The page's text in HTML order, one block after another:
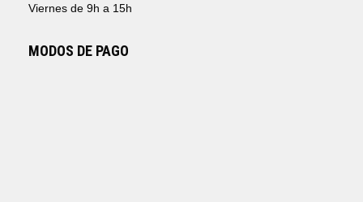
Viernes de 9h a 15h
MODOS DE PAGO